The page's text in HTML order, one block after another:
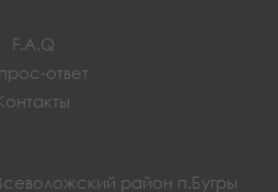
F.A.Q
ответ
район п.Бугры